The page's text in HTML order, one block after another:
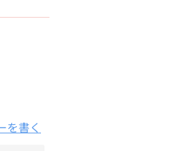
を書く